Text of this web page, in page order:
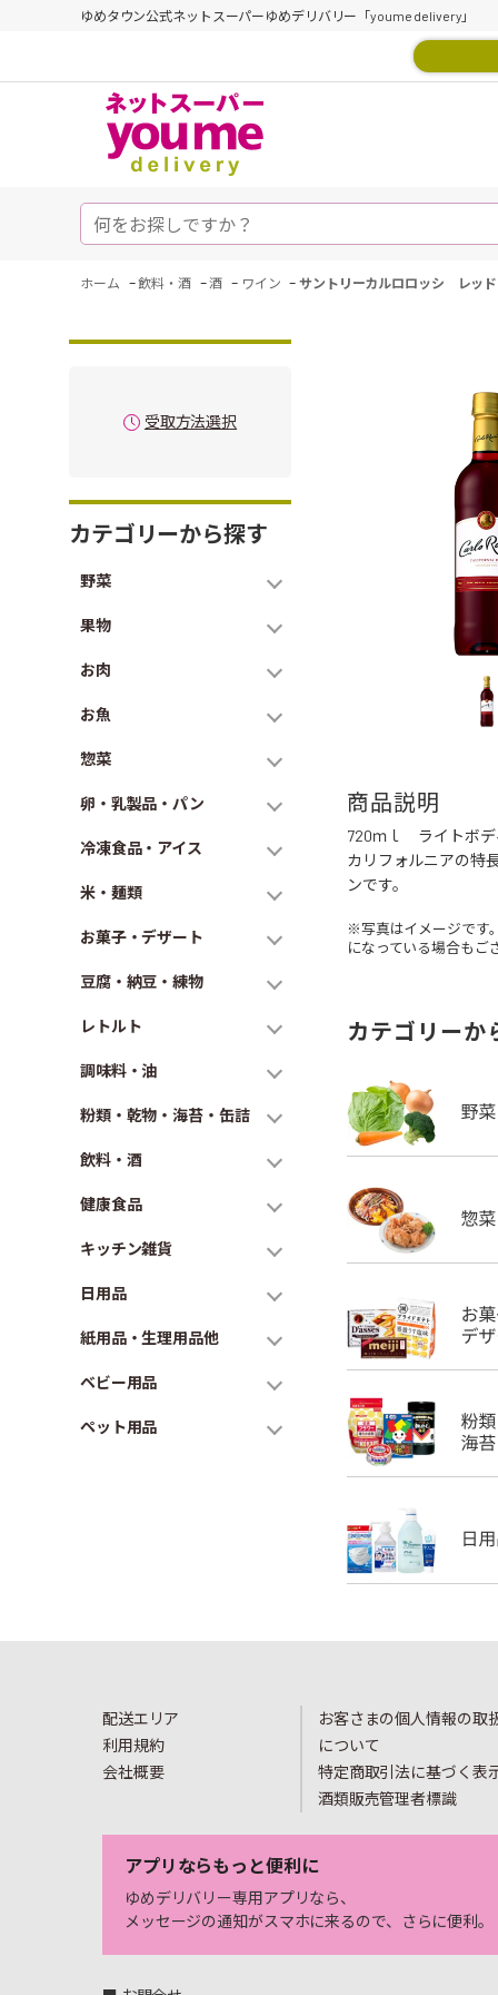
ゆめタウン公式ネットスーパーゆめデリバリー「youme delivery」
ホーム -飲料・酒 -酒 - ワイン -サントリーカルロロッシ レッ
受取方法選択
カテゴリーから探す
野菜
果物
お肉
お魚
惣菜
卵・乳製品・パン
冷凍食品・アイス
米・麺類
お菓子・デザート
豆腐・納豆・練物
レトルト
調味料・油
粉類・乾物・海苔・缶詰
飲料・酒
健康食品
キッチン雑貨
日用品
紙用品・生理用品他
ベビー用品
ペット用品
商品説明
720ｍｌ ライトボデ
カリフォルニアの特
ンです。
※写真はイメージです
になっている場合もご
カテゴリーか
配送エリア
利用規約
会社概要
お客さまの個人情報の取
について
特定商取引法に基づく表
酒類販売管理者標識
アプリならもっと便利に
ゆめデリバリー専用アプリなら、
メッセージの通知がスマホに来るので、さらに便利。